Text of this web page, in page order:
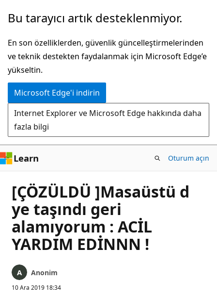
Ana
atla
Bu tarayıcı artık desteklenmiyor.
En son özelliklerden, güvenlik güncelleştirmelerinden
ve teknik destekten faydalanmak için Microsoft Edge’e
yükseltin.
Microsoft Edge'i indirin
Internet Explorer ve Microsoft Edge hakkında daha
fazla bilgi
Learn Oturum açın
[ÇÖZÜLDÜ ]Masaüstü d
ye taşındı geri
alamıyorum : ACİL
YARDIM EDİNNN !
Anonim
10 Ara 2019 18:34